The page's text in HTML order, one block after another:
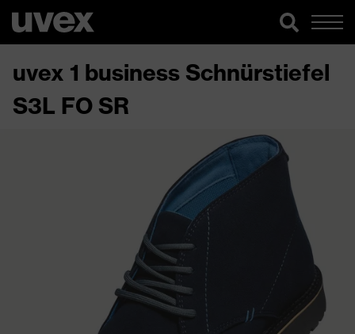
uvex 1 business Schnürstiefel
S3L FO SR